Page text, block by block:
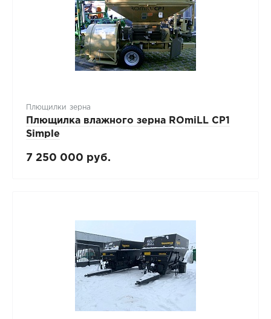
Плющилки зерна
Плющилка влажного зерна ROmiLL CP1
Simple
7 250 000 руб.